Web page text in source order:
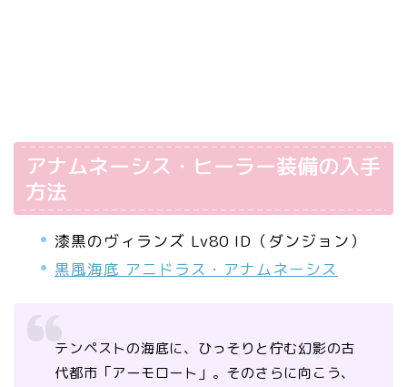
アナムネーシス・ヒーラー装備の入手
方法
漆黒のヴィランズ Lv80 ID（ダンジョン）
黒風海底 アニドラス・アナムネーシス
テンペストの海底に、ひっそりと佇む幻影の古
代都市「アーモロート」。そのさらに向こう、